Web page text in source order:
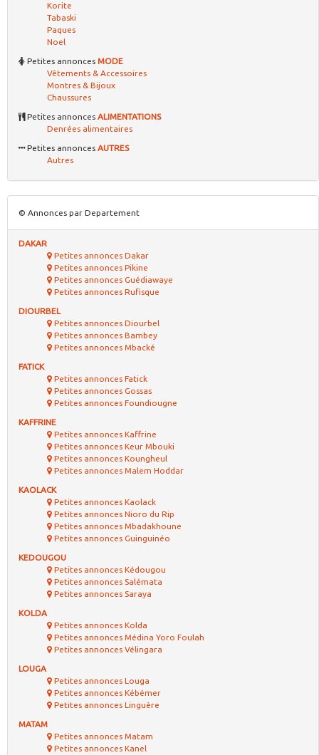
Korite
Tabaski
Paques
Noel
Petites annonces MODE
Vêtements & Accessoires
Montres & Bijoux
Chaussures
Petites annonces ALIMENTATIONS
Denrées alimentaires
Petites annonces AUTRES
Autres
© Annonces par Departement
DAKAR
Petites annonces Dakar
Petites annonces Pikine
Petites annonces Guédiawaye
Petites annonces Rufisque
DIOURBEL
Petites annonces Diourbel
Petites annonces Bambey
Petites annonces Mbacké
FATICK
Petites annonces Fatick
Petites annonces Gossas
Petites annonces Foundiougne
KAFFRINE
Petites annonces Kaffrine
Petites annonces Keur Mbouki
Petites annonces Koungheul
Petites annonces Malem Hoddar
KAOLACK
Petites annonces Kaolack
Petites annonces Nioro du Rip
Petites annonces Mbadakhoune
Petites annonces Guinguinéo
KEDOUGOU
Petites annonces Kédougou
Petites annonces Salémata
Petites annonces Saraya
KOLDA
Petites annonces Kolda
Petites annonces Médina Yoro Foulah
Petites annonces Vélingara
LOUGA
Petites annonces Louga
Petites annonces Kébémer
Petites annonces Linguère
MATAM
Petites annonces Matam
Petites annonces Kanel